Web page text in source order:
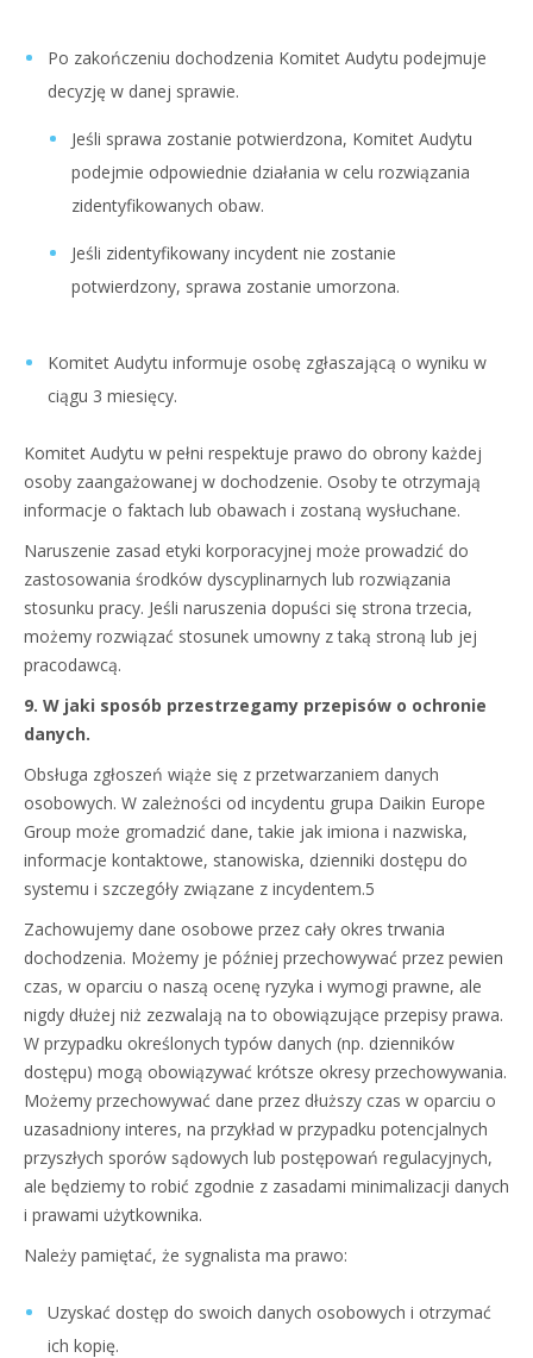
Po zakończeniu dochodzenia Komitet Audytu podejmuje
decyzję w danej sprawie.
Jeśli sprawa zostanie potwierdzona, Komitet Audytu
podejmie odpowiednie działania w celu rozwiązania
zidentyfikowanych obaw.
Jeśli zidentyfikowany incydent nie zostanie
potwierdzony, sprawa zostanie umorzona.
Komitet Audytu informuje osobę zgłaszającą o wyniku w
ciągu 3 miesięcy.
Komitet Audytu w pełni respektuje prawo do obrony każdej
osoby zaangażowanej w dochodzenie. Osoby te otrzymają
informacje o faktach lub obawach i zostaną wysłuchane.
Naruszenie zasad etyki korporacyjnej może prowadzić do
zastosowania środków dyscyplinarnych lub rozwiązania
stosunku pracy. Jeśli naruszenia dopuści się strona trzecia,
możemy rozwiązać stosunek umowny z taką stroną lub jej
pracodawcą.
9. W jaki sposób przestrzegamy przepisów o ochronie
danych.
Obsługa zgłoszeń wiąże się z przetwarzaniem danych
osobowych. W zależności od incydentu grupa Daikin Europe
Group może gromadzić dane, takie jak imiona i nazwiska,
informacje kontaktowe, stanowiska, dzienniki dostępu do
systemu i szczegóły związane z incydentem.5
Zachowujemy dane osobowe przez cały okres trwania
dochodzenia. Możemy je później przechowywać przez pewien
czas, w oparciu o naszą ocenę ryzyka i wymogi prawne, ale
nigdy dłużej niż zezwalają na to obowiązujące przepisy prawa.
W przypadku określonych typów danych (np. dzienników
dostępu) mogą obowiązywać krótsze okresy przechowywania.
Możemy przechowywać dane przez dłuższy czas w oparciu o
uzasadniony interes, na przykład w przypadku potencjalnych
przyszłych sporów sądowych lub postępowań regulacyjnych,
ale będziemy to robić zgodnie z zasadami minimalizacji danych
i prawami użytkownika.
Należy pamiętać, że sygnalista ma prawo:
Uzyskać dostęp do swoich danych osobowych i otrzymać
ich kopię.